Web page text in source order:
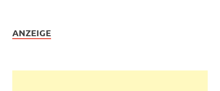
ANZEIGE